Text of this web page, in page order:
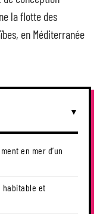
la flotte des
en Méditerranée
en mer d’un
habitable et